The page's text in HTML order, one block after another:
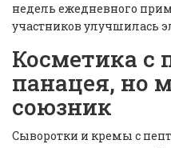
недель ежедневного
участников улучшилась
Косметика с
панацея, но
союзник
Сыворотки и кремы с